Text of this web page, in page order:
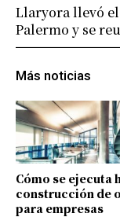
Más noticias
Cómo se ejecuta
construcción de
para empresas
Llaryora llevó
Palermo y se